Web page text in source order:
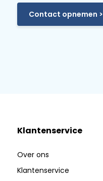
Contact opnemen >
Klantenservice
Over ons
Klantenservice